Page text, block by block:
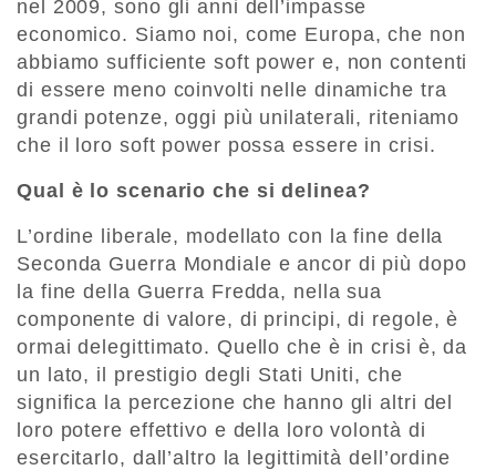
nel 2009, sono gli anni dell’impasse
economico. Siamo noi, come Europa, che non
abbiamo sufficiente soft power e, non contenti
di essere meno coinvolti nelle dinamiche tra
grandi potenze, oggi più unilaterali, riteniamo
che il loro soft power possa essere in crisi.
Qual è lo scenario che si delinea?
L’ordine liberale, modellato con la fine della
Seconda Guerra Mondiale e ancor di più dopo
la fine della Guerra Fredda, nella sua
componente di valore, di principi, di regole, è
ormai delegittimato. Quello che è in crisi è, da
un lato, il prestigio degli Stati Uniti, che
significa la percezione che hanno gli altri del
loro potere effettivo e della loro volontà di
esercitarlo, dall’altro la legittimità dell’ordine